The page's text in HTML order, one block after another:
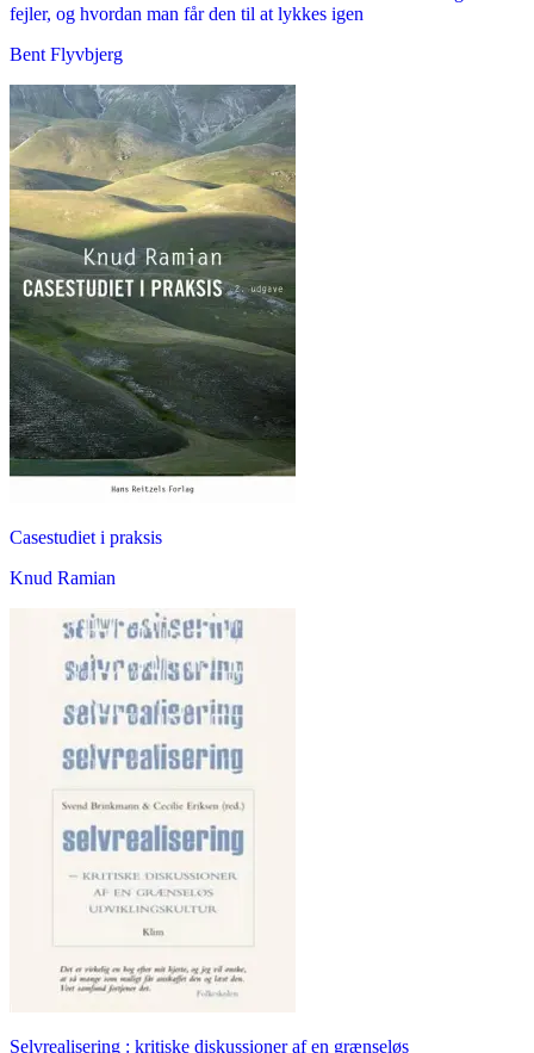
fejler, og hvordan man får den til at lykkes igen
Bent Flyvbjerg
Casestudiet i praksis
Knud Ramian
Selvrealisering : kritiske diskussioner af en grænseløs